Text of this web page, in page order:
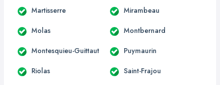
Martisserre Mirambeau
Molas Montbernard
Montesquieu-Guittaut Puymaurin
Riolas Saint-Frajou